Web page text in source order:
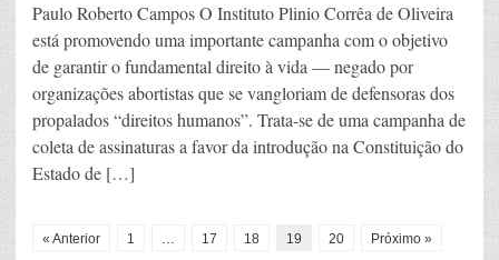
Paulo Roberto Campos O Instituto Plinio Corrêa de Oliveira
está promovendo uma importante campanha com o objetivo
de garantir o fundamental direito à vida — negado por
organizações abortistas que se vangloriam de defensoras dos
propalados “direitos humanos”. Trata-se de uma campanha de
coleta de assinaturas a favor da introdução na Constituição do
Estado de […]
« Anterior 1 … 17 18 19 20 Próximo »